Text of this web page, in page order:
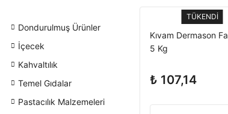
Dondurulmuş Ürünler
İçecek
Kahvaltılık
Temel Gıdalar
Pastacılık Malzemeleri
TÜKENDİ
Kıvam Dermason
5 Kg
₺ 107,14